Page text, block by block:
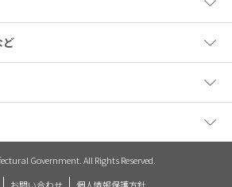
ど
Government. All Rights Reserved.